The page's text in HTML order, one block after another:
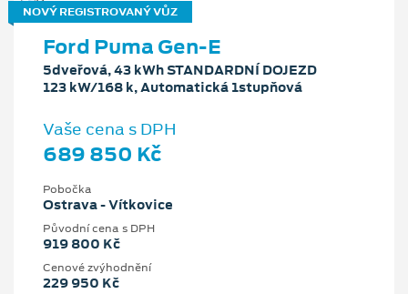
NOVÝ REGISTROVANÝ VŮZ
Ford Puma Gen-E
5dveřová, 43 kWh STANDARDNÍ DOJEZD
123 kW/168 k, Automatická 1stupňová
Vaše cena s DPH
689 850 Kč
Pobočka
Ostrava - Vítkovice
Původní cena s DPH
919 800 Kč
Cenové zvýhodnění
229 950 Kč